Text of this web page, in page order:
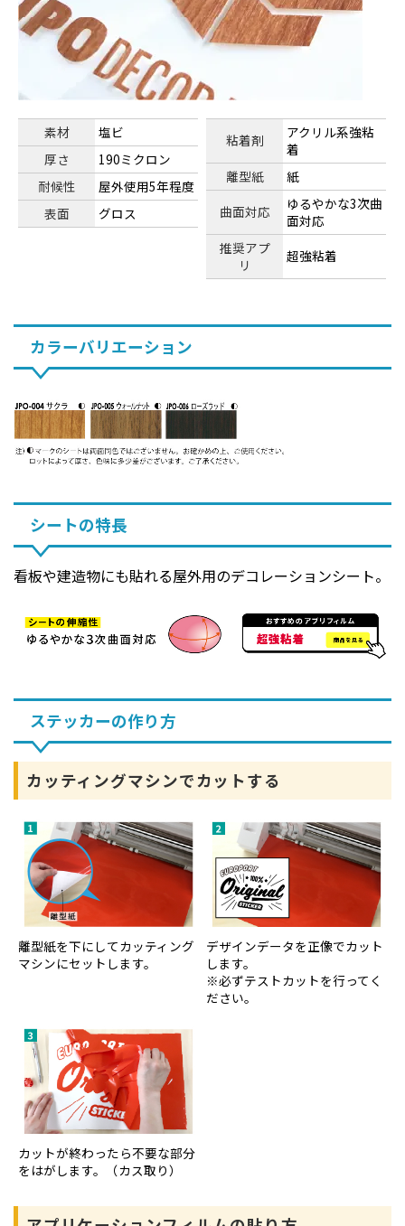
素材
塩ビ
厚さ
190ミクロン
耐候性
屋外使用5年程度
表面
グロス
粘着剤
アクリル系強粘
着
離型紙
紙
曲面対応
ゆるやかな3次曲
面対応
推奨アプ
リ
超強粘着
カラーバリエーション
シートの特長
看板や建造物にも貼れる屋外用のデコレーションシート。
ステッカーの作り方
カッティングマシンでカットする
離型紙を下にしてカッティング
マシンにセットします。
デザインデータを正像でカット
します。
※必ずテストカットを行ってく
ださい。
カットが終わったら不要な部分
をはがします。（カス取り）